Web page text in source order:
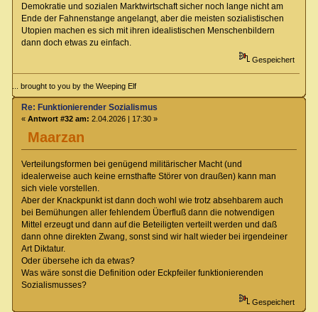
Demokratie und sozialen Marktwirtschaft sicher noch lange nicht am
Ende der Fahnenstange angelangt, aber die meisten sozialistischen
Utopien machen es sich mit ihren idealistischen Menschenbildern
dann doch etwas zu einfach.
Gespeichert
... brought to you by the Weeping Elf
Maarzan
Re: Funktionierender Sozialismus
« Antwort #32 am: 2.04.2026 | 17:30 »
Verteilungsformen bei genügend militärischer Macht (und
idealerweise auch keine ernsthafte Störer von draußen) kann man
sich viele vorstellen.
Aber der Knackpunkt ist dann doch wohl wie trotz absehbarem auch
bei Bemühungen aller fehlendem Überfluß dann die notwendigen
Mittel erzeugt und dann auf die Beteiligten verteilt werden und daß
dann ohne direkten Zwang, sonst sind wir halt wieder bei irgendeiner
Art Diktatur.
Oder übersehe ich da etwas?
Was wäre sonst die Definition oder Eckpfeiler funktionierenden
Sozialismusses?
Gespeichert